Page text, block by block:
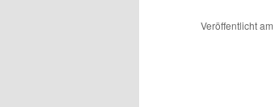
Inhalt
Veröffentlicht am